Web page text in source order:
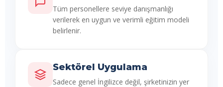
Tüm personellere seviye danışmanlığı
verilerek en uygun ve verimli eğitim modeli
belirlenir.
Sektörel Uygulama
Sadece genel İngilizce değil, şirketinizin yer